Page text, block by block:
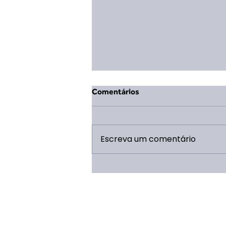
Mudança na Coordenação
Comentários
Escreva um comentário